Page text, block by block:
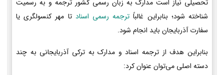
تحصیلی نیاز است مدارک به زبان رسمی کشور ترجمه و به رسمیت
شناخته شود؛ بنابراین غالباً ترجمه رسمی اسناد تا مهر کنسولگری یا
سفارت آذربایجان باید انجام شود.
بنابراین هدف از ترجمه اسناد و مدارک به ترکی آذربایجانی به چند
دسته اصلی می‌توان عنوان کرد: